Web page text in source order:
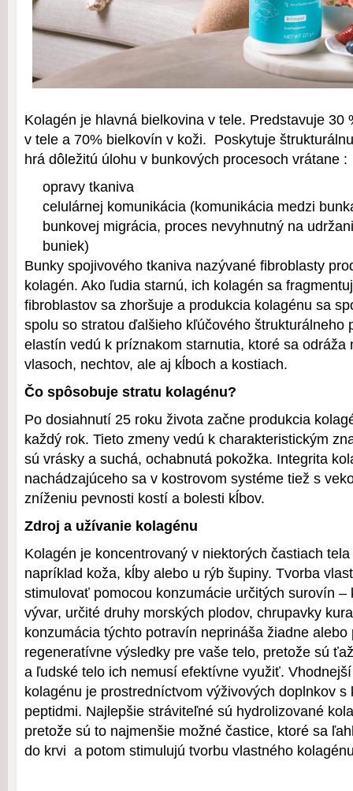
Kolagén je hlavná bielkovina v tele. Predstavuje 30
v tele a 70% bielkovín v koži. Poskytuje
hrá dôležitú úlohu v bunkových procesoch vrátane :
opravy tkaniva
celulárnej komunikácia (komunikácia medzi
bunkovej migrácia, proces nevyhnutný na
buniek)
Bunky spojivového tkaniva nazývané fibroblasty
kolagén. Ako ľudia starnú, ich kolagén sa
fibroblastov sa zhoršuje a produkcia kolagénu sa
spolu so stratou ďalšieho kľúčového štrukturálneho
elastín vedú k príznakom starnutia, ktoré sa odráža
vlasoch, nechtov, ale aj kĺboch a kostiach.
Čo spôsobuje stratu kolagénu?
Po dosiahnutí 25 roku života začne produkcia
každý rok. Tieto zmeny vedú k charakteristickým
sú vrásky a suchá, ochabnutá pokožka. Integrita
nachádzajúceho sa v kostrovom systéme tiež s
zníženiu pevnosti kostí a bolesti kĺbov.
Zdroj a užívanie kolagénu
Kolagén je koncentrovaný v niektorých častiach
napríklad koža, kĺby alebo u rýb šupiny. Tvorba
stimulovať pomocou konzumácie určitých surovín –
vývar, určité druhy morských plodov, chrupavky
konzumácia týchto potravín neprináša žiadne
regeneratívne výsledky pre vaše telo, pretože sú
a ľudské telo ich nemusí efektívne využiť.
kolagénu je prostredníctvom výživových doplnkov s
peptidmi. Najlepšie stráviteľné sú hydrolizované
pretože sú to najmenšie možné častice, ktoré sa
do krvi a potom stimulujú tvorbu vlastného